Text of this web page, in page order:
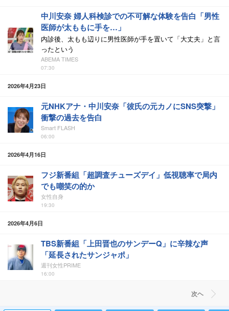
中川安奈 婦人科検診での不可解な体験を告白「男性
医師が太ももに手を…」
内診後、太もも辺りに男性医師が手を置いて「大丈夫」と言
ったという
ABEMA TIMES
07:30
2026年4月23日
元NHKアナ・中川安奈「彼氏の元カノにSNS突撃」
衝撃の過去を告白
Smart FLASH
06:00
2026年4月16日
フジ新番組「超調査チューズデイ」低視聴率で局内
でも嘲笑の的か
女性自身
19:30
2026年4月6日
TBS新番組「上田晋也のサンデーQ」に辛辣な声
「延長されたサンジャポ」
週刊女性PRIME
16:00
次ヘ